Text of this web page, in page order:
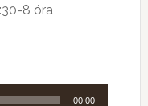
8 óra
00:00